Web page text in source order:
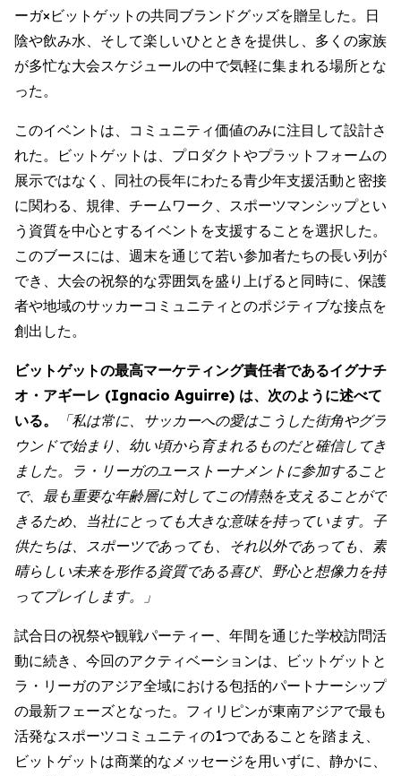
ーガ×ビットゲットの共同ブランドグッズを贈呈した。日
陰や飲み水、そして楽しいひとときを提供し、多くの家族
が多忙な大会スケジュールの中で気軽に集まれる場所とな
った。
このイベントは、コミュニティ価値のみに注目して設計さ
れた。ビットゲットは、プロダクトやプラットフォームの
展示ではなく、同社の長年にわたる青少年支援活動と密接
に関わる、規律、チームワーク、スポーツマンシップとい
う資質を中心とするイベントを支援することを選択した。
このブースには、週末を通じて若い参加者たちの長い列が
でき、大会の祝祭的な雰囲気を盛り上げると同時に、保護
者や地域のサッカーコミュニティとのポジティブな接点を
創出した。
ビットゲットの最高マーケティング責任者であるイグナチ
オ・アギーレ (Ignacio Aguirre) は、次のように述べて
いる。
「私は常に、サッカーへの愛はこうした街角やグラ
ウンドで始まり、幼い頃から育まれるものだと確信してき
ました。ラ・リーガのユーストーナメントに参加すること
で、最も重要な年齢層に対してこの情熱を支えることがで
きるため、当社にとっても大きな意味を持っています。子
供たちは、スポーツであっても、それ以外であっても、素
晴らしい未来を形作る資質である喜び、野心と想像力を持
ってプレイします。」
試合日の祝祭や観戦パーティー、年間を通じた学校訪問活
動に続き、今回のアクティベーションは、ビットゲットと
ラ・リーガのアジア全域における包括的パートナーシップ
の最新フェーズとなった。フィリピンが東南アジアで最も
活発なスポーツコミュニティの1つであることを踏まえ、
ビットゲットは商業的なメッセージを用いずに、静かに、